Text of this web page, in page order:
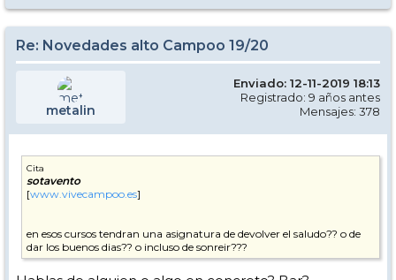
Re: Novedades alto Campoo 19/20
metalin
Enviado: 12-11-2019 18:13
Registrado: 9 años antes
Mensajes: 378
Cita
sotavento
[www.vivecampoo.es]
en esos cursos tendran una asignatura de devolver el saludo?? o de
dar los buenos dias?? o incluso de sonreir???